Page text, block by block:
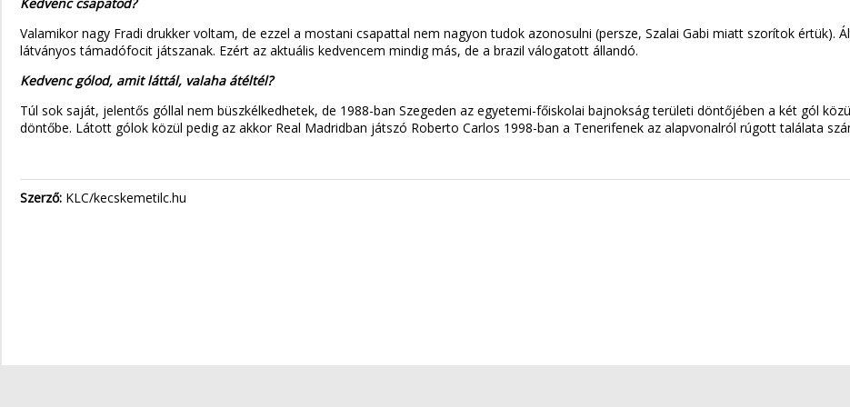
Valamikor nagy Fradi drukker voltam, de ezzel a mostani csapattal nem nagyon tudok azonosulni (persze, Szalai Gabi miatt szorítok értük).
látványos támadófocit játszanak. Ezért az aktuális kedvencem mindig más, de a brazil válogatott állandó.
Kedvenc gólod, amit láttál, valaha átéltél?
Túl sok saját, jelentős góllal nem büszkélkedhetek, de 1988-ban Szegeden az egyetemi-főiskolai bajnokság területi döntőjében a két gól
döntőbe. Látott gólok közül pedig az akkor Real Madridban játszó Roberto Carlos 1998-ban a Tenerifenek az alapvonalról rúgott találata
Szerző: KLC/kecskemetilc.hu